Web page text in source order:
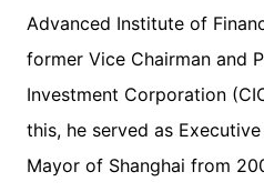
Advanced Institute of
former Vice Chairman and
Investment Corporation
this, he served as
Mayor of Shanghai from